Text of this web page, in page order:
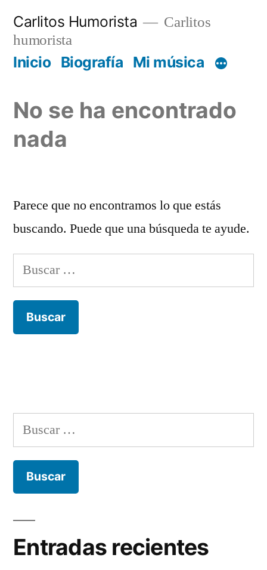
contenido
Carlitos Humorista
Carlitos
humorista
Inicio Biografía Mi música
No se ha encontrado
nada
Parece que no encontramos lo que estás
buscando. Puede que una búsqueda te ayude.
Buscar:
Buscar:
Entradas recientes